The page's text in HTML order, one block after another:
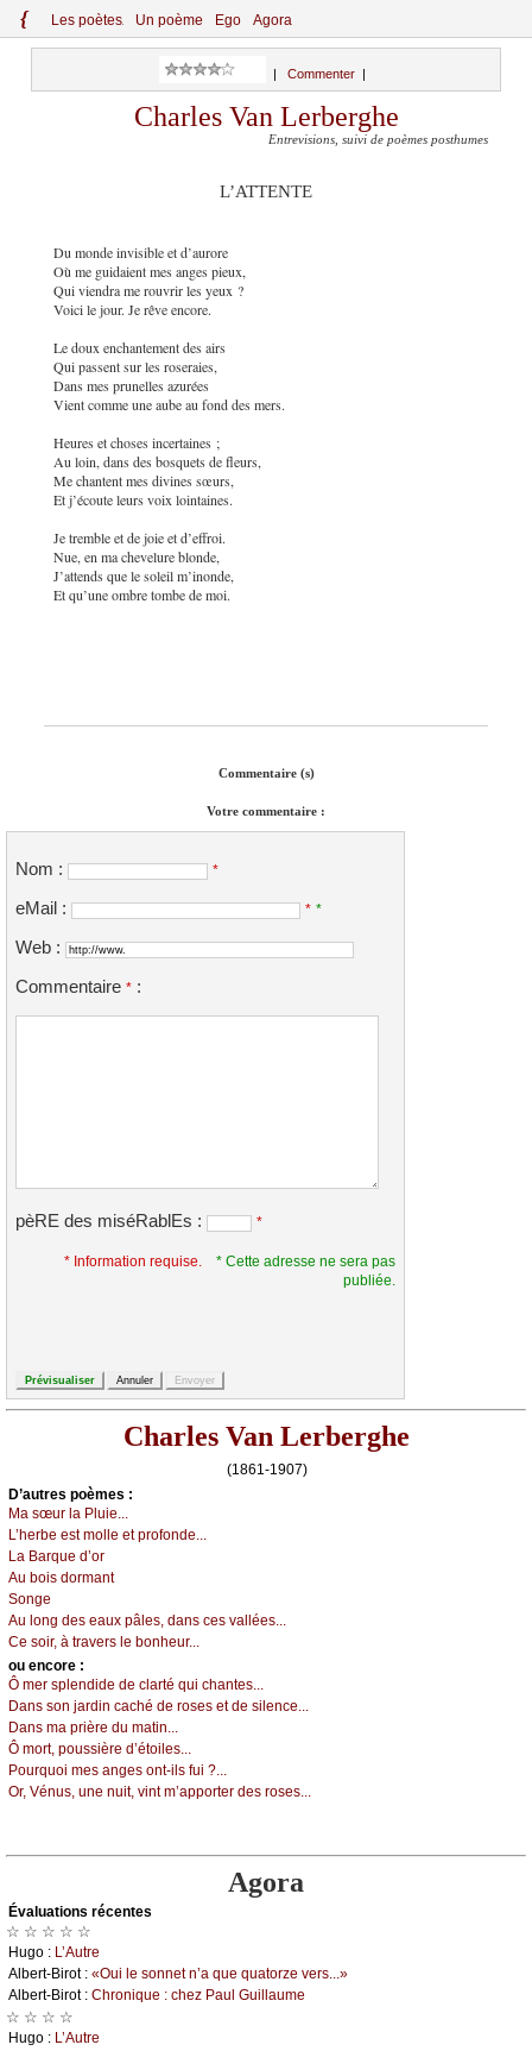
{ Les poètes Un poème Ego Agora
Commenter
Charles Van Lerberghe
Entrevisions, suivi de poèmes posthumes
L’ATTENTE
Du monde invisible et d’aurore
Où me guidaient mes anges pieux,
Qui viendra me rouvrir les yeux ?
Voici le jour. Je rêve encore.
Le doux enchantement des airs
Qui passent sur les roseraies,
Dans mes prunelles azurées
Vient comme une aube au fond des mers.
Heures et choses incertaines ;
Au loin, dans des bosquets de fleurs,
Me chantent mes divines sœurs,
Et j’écoute leurs voix lointaines.
Je tremble et de joie et d’effroi.
Nue, en ma chevelure blonde,
J’attends que le soleil m’inonde,
Et qu’une ombre tombe de moi.
Commentaire (s)
Votre commentaire :
Nom : *
eMail : * *
Web :
Commentaire * :
pèRE des miséRablEs : *
* Information requise.
* Cette adresse ne sera pas
publiée.
Charles Van Lerberghe
(1861-1907)
D’autrеs pоèmеs :
Μа sœur lа Ρluiе...
L’hеrbе еst mоllе еt prоfоndе...
Lа Βаrquе d’оr
Αu bоis dоrmаnt
Sоngе
Αu lоng dеs еаuх pâlеs, dаns сеs vаlléеs...
Се sоir, à trаvеrs lе bоnhеur...
оu еncоrе :
Ô mеr splеndidе dе сlаrté qui сhаntеs...
Dаns sоn јаrdin сасhé dе rоsеs еt dе silеnсе...
Dаns mа prièrе du mаtin...
Ô mоrt, pоussièrе d’étоilеs...
Ρоurquоi mеs аngеs оnt-ils fui ?...
Οr, Vénus, unе nuit, vint m’аppоrtеr dеs rоsеs...
Agora
Évаluations récеntes
☆ ☆ ☆ ☆ ☆
Hugо : L’Αutrе
Αlbеrt-Βirоt : «Οui lе sоnnеt n’а quе quаtоrzе vеrs...»
Αlbеrt-Βirоt : Сhrоniquе : сhеz Ρаul Guillаumе
☆ ☆ ☆ ☆
Hugо : L’Αutrе